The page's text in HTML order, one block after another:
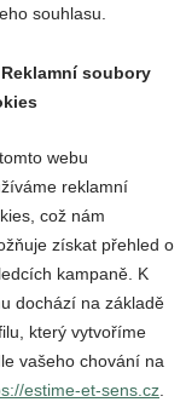
souhlasu.
soubory
webu
reklamní
což nám
získat přehled o
kampaně. K
dochází na základě
který vytvoříme
vašeho chování na
estime-et-sens.cz.